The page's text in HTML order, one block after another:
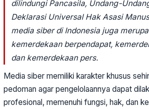
dilindungi Pancasila, Undang-
Deklarasi Universal Hak Asasi
media siber di Indonesia juga
kemerdekaan berpendapat,
dan kemerdekaan pers.
Media siber memiliki karakter khusus
pedoman agar pengelolaannya dapat
profesional, memenuhi fungsi, hak, dan